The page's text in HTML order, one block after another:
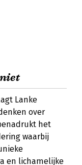
Lanke
over
het
waarbij
en lichamelijke